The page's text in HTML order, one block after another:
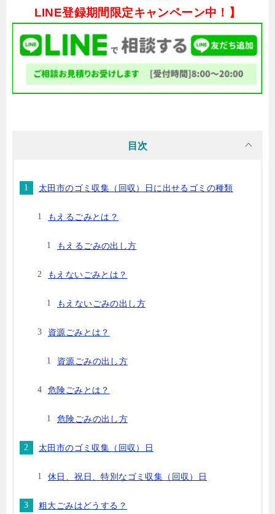
LINE登録期間限定キャンペーン中！】
目次
太田市のゴミ収集（回収）日に出せるゴミの種類
もえるごみとは？
もえるごみの出し方
もえないごみとは？
もえないごみの出し方
資源ごみとは？
資源ごみの出し方
危険ごみとは？
危険ごみの出し方
太田市のゴミ収集（回収）日
休日、祝日、特別なゴミ収集（回収）日
粗大ごみはどうする？